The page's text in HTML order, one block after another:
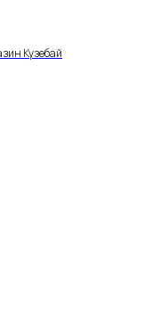
Кузебай